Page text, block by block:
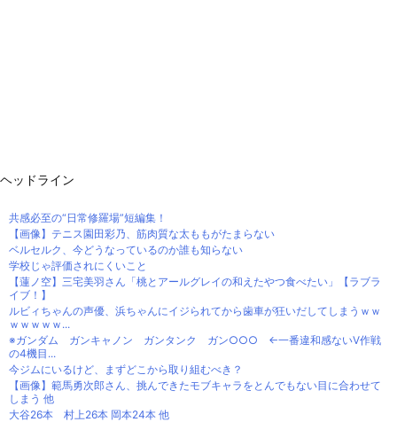
ヘッドライン
共感必至の“日常修羅場”短編集！
【画像】テニス園田彩乃、筋肉質な太ももがたまらない
ベルセルク、今どうなっているのか誰も知らない
学校じゃ評価されにくいこと
【蓮ノ空】三宅美羽さん「桃とアールグレイの和えたやつ食べたい」【ラブラ
イブ！】
ルビィちゃんの声優、浜ちゃんにイジられてから歯車が狂いだしてしまうｗｗ
ｗｗｗｗｗ...
※ガンダム ガンキャノン ガンタンク ガン○○○ ←一番違和感ないV作戦
の4機目...
今ジムにいるけど、まずどこから取り組むべき？
【画像】範馬勇次郎さん、挑んできたモブキャラをとんでもない目に合わせて
しまう 他
大谷26本 村上26本 岡本24本 他